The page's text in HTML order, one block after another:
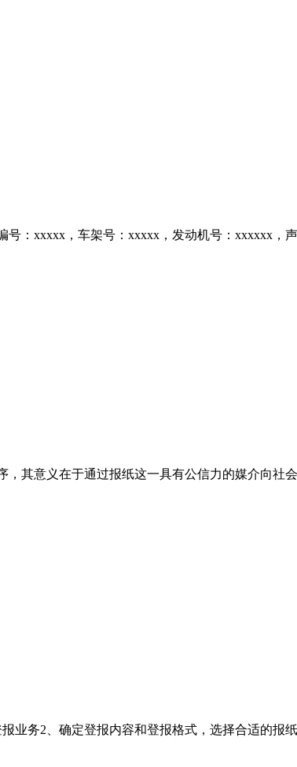
：xxxxx，车架号：xxxxx，发动机号：xxxxxx，
其意义在于通过报纸这一具有公信力的媒介向社
业务2、确定登报内容和登报格式，选择合适的报